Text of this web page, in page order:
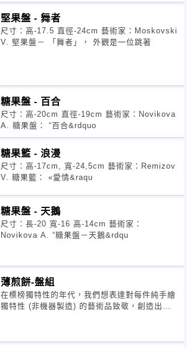
堅果盤 - 舞者
尺寸：高-17.5 直徑-24cm 藝術家：Moskovski
V. 堅果盤－ 「舞者」， 外觀是一位跳著
糖果盤 - 百合
尺寸：高-20cm 直徑-19cm 藝術家：Novikova
A. 糖果盤： “百合&rdquo
糖果籃 - 浪漫
尺寸：高-17cm, 寬-24,5cm 藝術家：Remizov
V. 糖果籃： «愛情&raqu
糖果盤 - 天鵝
尺寸：長-20 寬-16 高-14cm 藝術家：
Novikova A. “糖果盤－天鵝&rdqu
薄煎餅-盤組
在標榜獨特性的年代，我們想表達對每件純手繪
獨特性 (非機器製造) 的藝術品致敬，創造出每